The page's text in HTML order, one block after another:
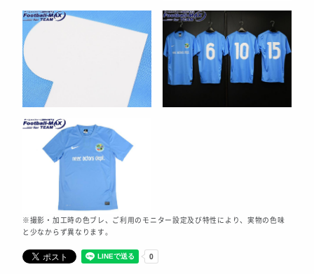
※撮影・加工時の色ブレ、ご利用のモニター設定及び特性により、実物の色味
と少なからず異なります。